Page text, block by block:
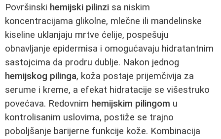
Površinski hemijski pilinzi sa niskim
koncentracijama glikolne, mlečne ili mandelinske
kiseline uklanjaju mrtve ćelije, pospešuju
obnavljanje epidermisa i omogućavaju hidratantnim
sastojcima da prodru dublje. Nakon jednog
hemijskog pilinga, koža postaje prijemčivija za
serume i kreme, a efekat hidratacije se višestruko
povećava. Redovnim hemijskim pilingom u
kontrolisanim uslovima, postiže se trajno
poboljšanje barijerne funkcije kože. Kombinacija